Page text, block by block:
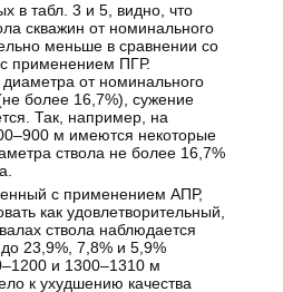
в табл. 3 и 5, видно, что
скважин от номинального
меньше в сравнении со
применением ПГР.
от номинального
более 16,7%), сужение
Так, например, на
м имеются некоторые
ствола не более 16,7%
с применением АПР,
как удовлетворительный,
ствола наблюдается
23,9%, 7,8% и 5,9%
и 1300–1310 м
к ухудшению качества